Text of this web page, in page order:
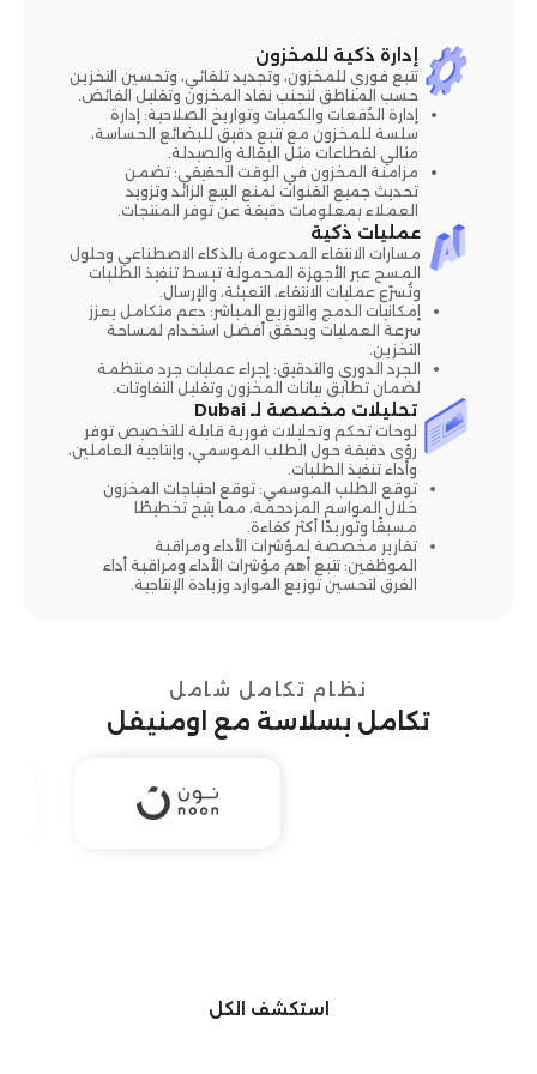
إدارة ذكية للمخزون
تتبع فوري للمخزون، وتجديد تلقائي، وتحسين التخزين
حسب المناطق لتجنب نفاد المخزون وتقليل الفائض.
إدارة الدُفعات والكميات وتواريخ الصلاحية: إدارة
سلسة للمخزون مع تتبع دقيق للبضائع الحساسة،
مثالي لقطاعات مثل البقالة والصيدلة.
مزامنة المخزون في الوقت الحقيقي: تضمن
تحديث جميع القنوات لمنع البيع الزائد وتزويد
العملاء بمعلومات دقيقة عن توفر المنتجات.
عمليات ذكية
مسارات الانتقاء المدعومة بالذكاء الاصطناعي وحلول
المسح عبر الأجهزة المحمولة تبسط تنفيذ الطلبات
وتُسرّع عمليات الانتقاء، التعبئة، والإرسال.
إمكانيات الدمج والتوزيع المباشر: دعم متكامل يعزز
سرعة العمليات ويحقق أفضل استخدام لمساحة
التخزين.
الجرد الدوري والتدقيق: إجراء عمليات جرد منتظمة
لضمان تطابق بيانات المخزون وتقليل التفاوتات.
تحليلات مخصصة لـ Dubai
لوحات تحكم وتحليلات فورية قابلة للتخصيص توفر
رؤى دقيقة حول الطلب الموسمي، وإنتاجية العاملين،
وأداء تنفيذ الطلبات.
توقع الطلب الموسمي: توقع احتياجات المخزون
خلال المواسم المزدحمة، مما يتيح تخطيطًا
مسبقًا وتوريدًا أكثر كفاءة.
تقارير مخصصة لمؤشرات الأداء ومراقبة
الموظفين: تتبع أهم مؤشرات الأداء ومراقبة أداء
الفرق لتحسين توزيع الموارد وزيادة الإنتاجية.
نظام تكامل شامل
تكامل بسلاسة مع اومنيفل
استكشف الكل